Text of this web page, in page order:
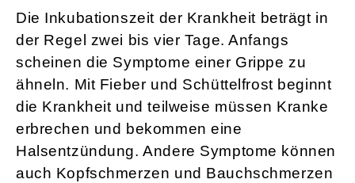
Die Inkubationszeit der Krankheit beträgt in
der Regel zwei bis vier Tage. Anfangs
scheinen die Symptome einer Grippe zu
ähneln. Mit Fieber und Schüttelfrost beginnt
die Krankheit und teilweise müssen Kranke
erbrechen und bekommen eine
Halsentzündung. Andere Symptome können
auch Kopfschmerzen und Bauchschmerzen